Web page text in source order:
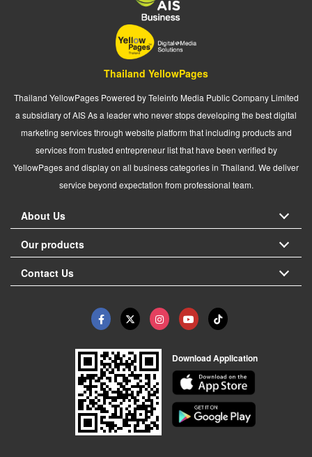
Thailand YellowPages
Thailand YellowPages Powered by Teleinfo Media Public Company Limited
a subsidiary of AIS As a leader who never stops developing the best digital
marketing services through website platform that including products and
services from trusted entrepreneur list that have been verified by
YellowPages and display on all business categories in Thailand. We deliver
service beyond expectation from professional team.
About Us
Our products
Contact Us
Download Application